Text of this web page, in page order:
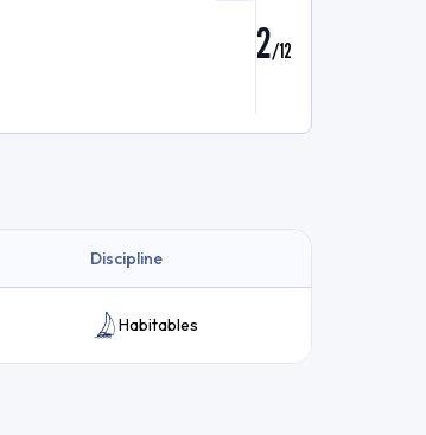
2/12
Discipline
Habitables